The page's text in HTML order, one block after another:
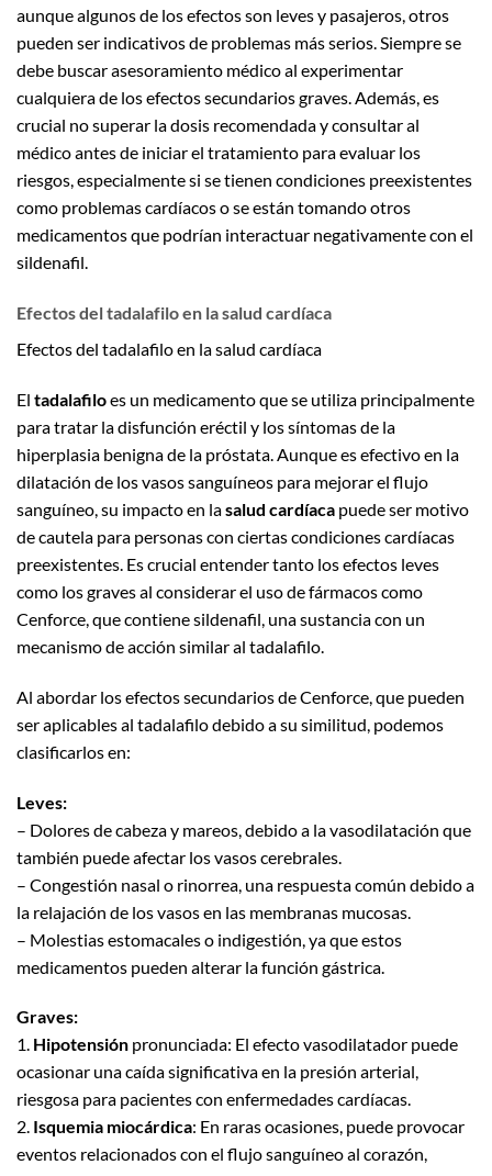
aunque algunos de los efectos son leves y pasajeros, otros
pueden ser indicativos de problemas más serios. Siempre se
debe buscar asesoramiento médico al experimentar
cualquiera de los efectos secundarios graves. Además, es
crucial no superar la dosis recomendada y consultar al
médico antes de iniciar el tratamiento para evaluar los
riesgos, especialmente si se tienen condiciones preexistentes
como problemas cardíacos o se están tomando otros
medicamentos que podrían interactuar negativamente con el
sildenafil.
Efectos del tadalafilo en la salud cardíaca
Efectos del tadalafilo en la salud cardíaca
El tadalafiloes un medicamento que se utiliza principalmente
para tratar la disfunción eréctil y los síntomas de la
hiperplasia benigna de la próstata. Aunque es efectivo en la
dilatación de los vasos sanguíneos para mejorar el flujo
sanguíneo, su impacto en lasalud cardíaca puede ser motivo
de cautela para personas con ciertas condiciones cardíacas
preexistentes. Es crucial entender tanto los efectos leves
como los graves al considerar el uso de fármacos como
Cenforce, que contiene sildenafil, una sustancia con un
mecanismo de acción similar al tadalafilo.
Al abordar los efectos secundarios de Cenforce, que pueden
ser aplicables al tadalafilo debido a su similitud, podemos
clasificarlos en:
Leves:
– Dolores de cabeza y mareos, debido a la vasodilatación que
también puede afectar los vasos cerebrales.
– Congestión nasal o rinorrea, una respuesta común debido a
la relajación de los vasos en las membranas mucosas.
– Molestias estomacales o indigestión, ya que estos
medicamentos pueden alterar la función gástrica.
Graves:
1. Hipotensión pronunciada: El efecto vasodilatador puede
ocasionar una caída significativa en la presión arterial,
riesgosa para pacientes con enfermedades cardíacas.
2. Isquemia miocárdica: En raras ocasiones, puede provocar
eventos relacionados con el flujo sanguíneo al corazón,